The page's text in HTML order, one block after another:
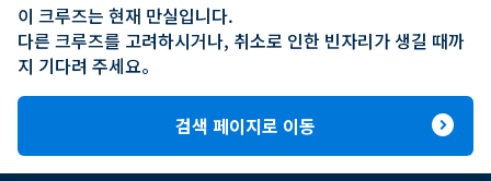
이 크루즈는 현재 만실입니다.
다른 크루즈를 고려하시거나, 취소로 인한 빈자리가 생길 때까
지 기다려 주세요。
검색 페이지로 이동 expand_circle_right